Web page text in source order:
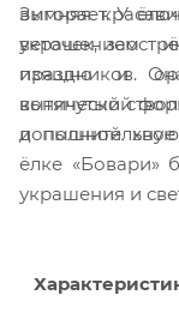
выгорает. У
веточек,
изящно и
вытянутый
дополнительную
Зимняя
украшением
праздников.
конической
и пышной хвое
ёлке «Бовари»
украшения и